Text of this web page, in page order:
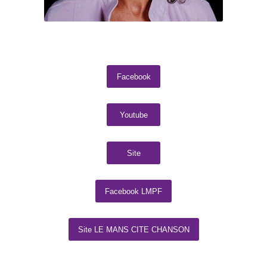
Facebook
Youtube
Site
Facebook LMPF
Site LE MANS CITE CHANSON